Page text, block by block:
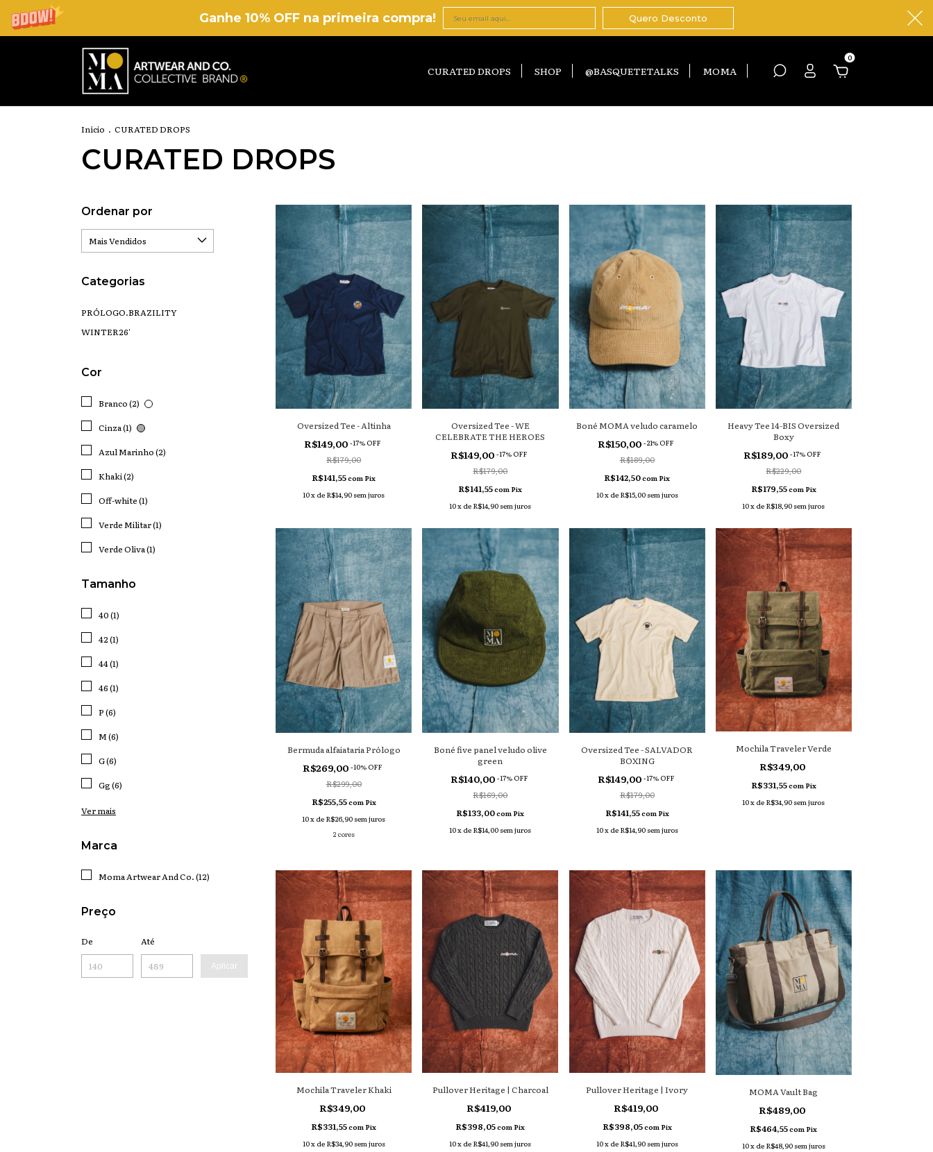
Ganhe 10% OFF na primeira compra! Quero Desconto
CURATED DROPS SHOP @BASQUETETALKS MOMA
0
Início . CURATED DROPS
CURATED DROPS
Ordenar por
Categorias
PRÓLOGO.BRAZILITY
WINTER26'
Cor
Branco (2)
Cinza (1)
Azul Marinho (2)
Khaki (2)
Off-white (1)
Verde Militar (1)
Verde Oliva (1)
Tamanho
40 (1)
42 (1)
44 (1)
46 (1)
P (6)
M (6)
G (6)
Gg (6)
Ver mais
Marca
Moma Artwear And Co. (12)
Preço
De Até
Aplicar
Oversized Tee - Altinha
R$149,00-17% OFF
R$179,00
R$141,55com Pix
10x de R$14,90 sem juros
Oversized Tee - WE
CELEBRATE THE HEROES
R$149,00-17% OFF
R$179,00
R$141,55com Pix
10x de R$14,90 sem juros
Boné MOMA veludo caramelo
R$150,00-21% OFF
R$189,00
R$142,50com Pix
10x de R$15,00 sem juros
Heavy Tee 14-BIS Oversized
Boxy
R$189,00-17% OFF
R$229,00
R$179,55com Pix
10x de R$18,90 sem juros
Bermuda alfaiataria Prólogo
R$269,00-10% OFF
R$299,00
R$255,55com Pix
10x de R$26,90 sem juros
2 cores
Boné five panel veludo olive
green
R$140,00 -17% OFF
R$169,00
R$133,00com Pix
10x de R$14,00 sem juros
Oversized Tee - SALVADOR
BOXING
R$149,00 -17% OFF
R$179,00
R$141,55com Pix
10x de R$14,90 sem juros
Mochila Traveler Verde
R$349,00
R$331,55com Pix
10x de R$34,90 sem juros
Mochila Traveler Khaki
R$349,00
R$331,55com Pix
10x de R$34,90 sem juros
Pullover Heritage | Charcoal
R$419,00
R$398,05com Pix
10x de R$41,90 sem juros
Pullover Heritage | Ivory
R$419,00
R$398,05com Pix
10x de R$41,90 sem juros
MOMA Vault Bag
R$489,00
R$464,55com Pix
10x de R$48,90 sem juros